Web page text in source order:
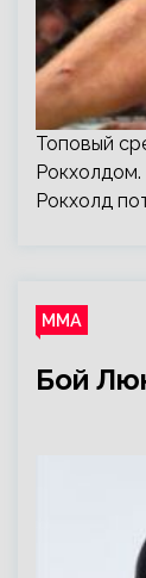
Топовый
Рокхолд
ММА
Бой